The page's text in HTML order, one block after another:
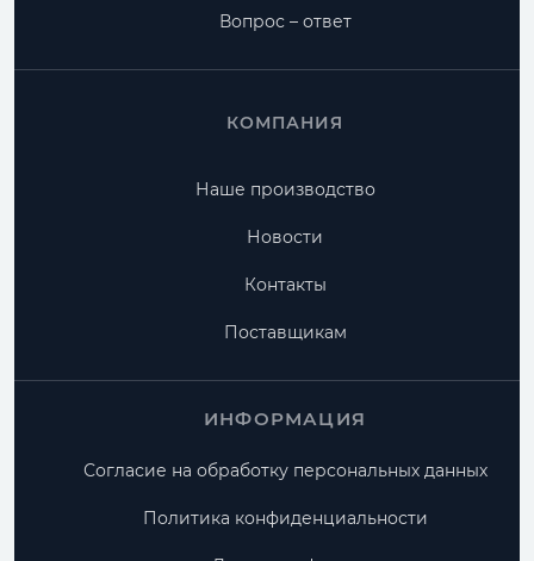
Вопрос – ответ
КОМПАНИЯ
Наше производство
Новости
Контакты
Поставщикам
ИНФОРМАЦИЯ
Согласие на обработку персональных данных
Политика конфиденциальности